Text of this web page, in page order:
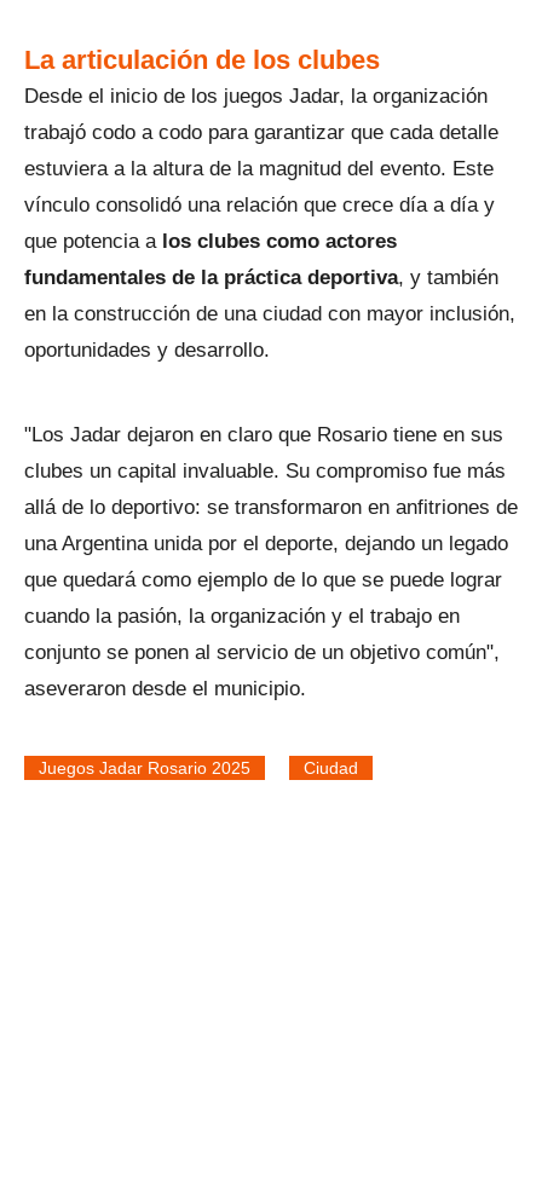
La articulación de los clubes
Desde el inicio de los juegos Jadar, la organización
trabajó codo a codo para garantizar que cada detalle
estuviera a la altura de la magnitud del evento. Este
vínculo consolidó una relación que crece día a día y
que potencia alos clubes como actores
fundamentales de la práctica deportiva, y también
en la construcción de una ciudad con mayor inclusión,
oportunidades y desarrollo.
"Los Jadar dejaron en claro que Rosario tiene en sus
clubes un capital invaluable. Su compromiso fue más
allá de lo deportivo: se transformaron en anfitriones de
una Argentina unida por el deporte, dejando un legado
que quedará como ejemplo de lo que se puede lograr
cuando la pasión, la organización y el trabajo en
conjunto se ponen al servicio de un objetivo común",
aseveraron desde el municipio.
Juegos Jadar Rosario 2025 Ciudad